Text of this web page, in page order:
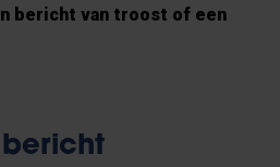
bericht van troost of een